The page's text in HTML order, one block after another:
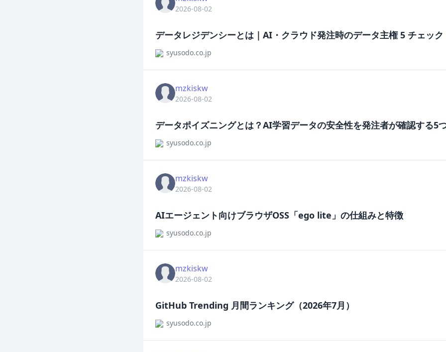
2026-08-02
データレジデンシーとは｜AI・クラウド発注時のデータ主権 5 チェック
syusodo.co.jp
mzkiskw
2026-08-02
データポイズニングとは？AI学習データの安全性を発注者が確認する5
syusodo.co.jp
mzkiskw
2026-08-02
AIエージェント向けブラウザOSS「ego lite」の仕組みと特徴
syusodo.co.jp
mzkiskw
2026-08-02
GitHub Trending 月間ランキング（2026年7月）
syusodo.co.jp